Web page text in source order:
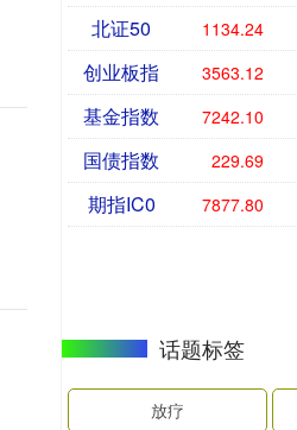
北证50 1134.24
创业板指 3563.12
基金指数 7242.10
国债指数 229.69
期指IC0 7877.80
话题标签
放疗